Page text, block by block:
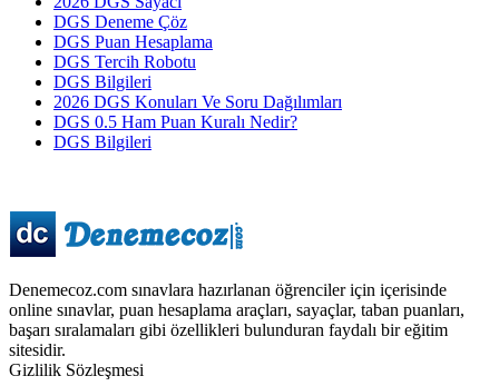
DGS Deneme Çöz
DGS Puan Hesaplama
DGS Tercih Robotu
DGS Bilgileri
2026 DGS Konuları Ve Soru Dağılımları
DGS 0.5 Ham Puan Kuralı Nedir?
DGS Bilgileri
Denemecoz.com sınavlara hazırlanan öğrenciler için içerisinde
online sınavlar, puan hesaplama araçları, sayaçlar, taban puanları,
başarı sıralamaları gibi özellikleri bulunduran faydalı bir eğitim
sitesidir.
Gizlilik Sözleşmesi